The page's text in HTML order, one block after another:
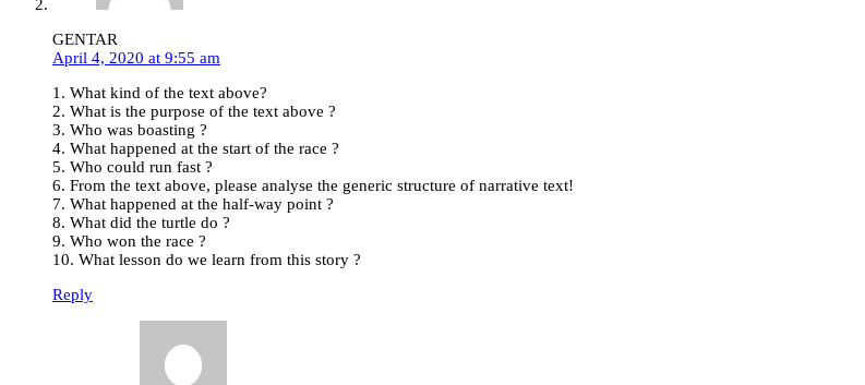
GENTAR
April 4, 2020 at 9:55 am
1. What kind of the text above?
2. What is the purpose of the text above ?
3. Who was boasting ?
4. What happened at the start of the race ?
5. Who could run fast ?
6. From the text above, please analyse the generic structure of narrative text!
7. What happened at the half-way point ?
8. What did the turtle do ?
9. Who won the race ?
10. What lesson do we learn from this story ?
Reply